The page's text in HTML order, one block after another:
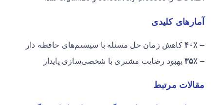
آمارهای کلیدی
– ۴۰٪ کاهش زمان حل مسئله با سیستم‌های حافظه دار
– ۳۵٪ بهبود رضایت مشتری با شخصی‌سازی پایدار
مقالات مرتبط